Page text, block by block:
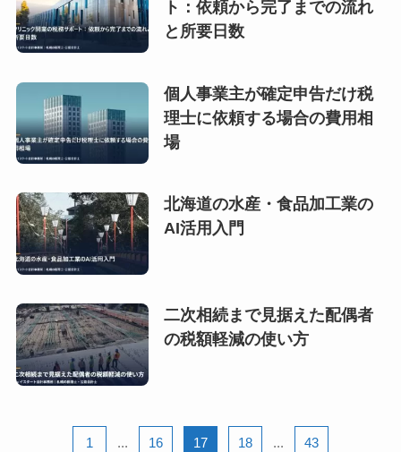
ト：依頼から完了までの流れ
と所要日数
個人事業主が確定申告だけ税
理士に依頼する場合の費用相
場
北海道の水産・食品加工業の
AI活用入門
二次相続まで見据えた配偶者
の税額軽減の使い方
1 ... 16 17 18 ... 43